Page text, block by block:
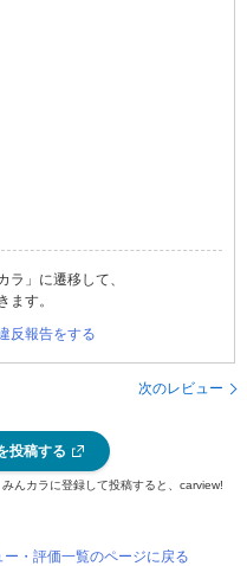
ラ」に遷移して、
ます。
反報告をする
次のレビュー
投稿する
んカラに登録して投稿すると、carview!
・評価一覧のページに戻る